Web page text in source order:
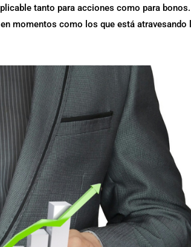
tanto para acciones como para
momentos como los que está atravesando